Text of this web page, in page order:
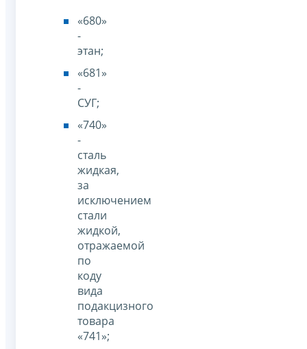
«680»
-
этан;
«681»
-
СУГ;
«740»
-
сталь
жидкая,
за
исключением
стали
жидкой,
отражаемой
по
коду
вида
подакцизного
товара
«741»;